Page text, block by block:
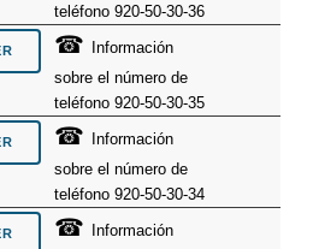
teléfono 920-50-30-36
☎ Información
sobre el número de
teléfono 920-50-30-35
☎ Información
sobre el número de
teléfono 920-50-30-34
☎ Información